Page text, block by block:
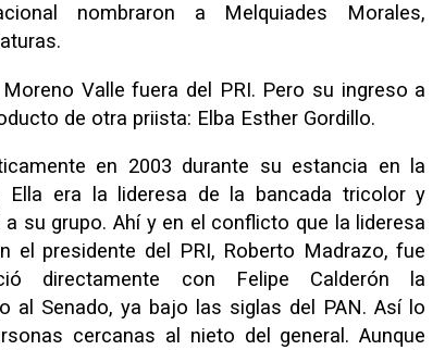
nombraron a Melquiades Morales,
Valle fuera del PRI. Pero su ingreso a
de otra priista: Elba Esther Gordillo.
en 2003 durante su estancia en la
Ella era la lideresa de la bancada tricolor y
su grupo. Ahí y en el conflicto que la lideresa
el presidente del PRI, Roberto Madrazo, fue
directamente con Felipe Calderón la
al Senado, ya bajo las siglas del PAN. Así lo
cercanas al nieto del general. Aunque